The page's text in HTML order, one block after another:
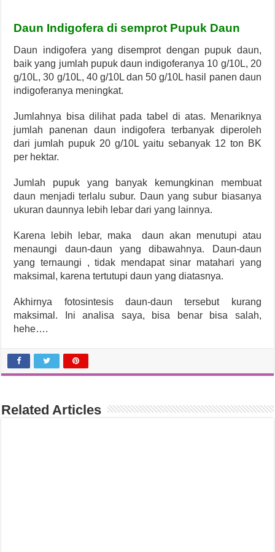
Daun Indigofera di semprot Pupuk Daun
Daun indigofera yang disemprot dengan pupuk daun,
baik yang jumlah pupuk daun indigoferanya 10 g/10L, 20
g/10L, 30 g/10L, 40 g/10L dan 50 g/10L hasil panen daun
indigoferanya meningkat.
Jumlahnya bisa dilihat pada tabel di atas. Menariknya
jumlah panenan daun indigofera terbanyak diperoleh
dari jumlah pupuk 20 g/10L yaitu sebanyak 12 ton BK
per hektar.
Jumlah pupuk yang banyak kemungkinan membuat
daun menjadi terlalu subur. Daun yang subur biasanya
ukuran daunnya lebih lebar dari yang lainnya.
Karena lebih lebar, maka daun akan menutupi atau
menaungi daun-daun yang dibawahnya. Daun-daun
yang ternaungi , tidak mendapat sinar matahari yang
maksimal, karena tertutupi daun yang diatasnya.
Akhirnya fotosintesis daun-daun tersebut kurang
maksimal. Ini analisa saya, bisa benar bisa salah,
hehe….
Related Articles